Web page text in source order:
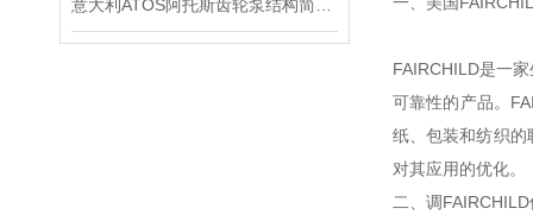
FAIRCHILD是一
可靠性的产品。
纸、包装和纺织的
对其应用的优化。
二、调